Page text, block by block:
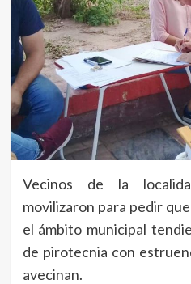
Vecinos de la
movilizaron para pedir
el ámbito municipal
de pirotecnia con
avecinan.